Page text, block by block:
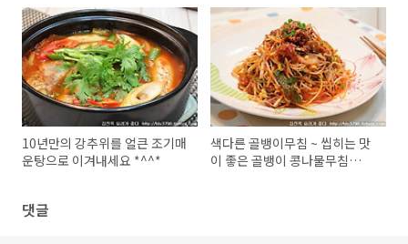
10년만의 강추위를 얼큰 조기매
운탕으로 이겨내세요 *^^*
색다른 골뱅이무침 ~ 씹히는 맛
이 좋은 골뱅이 콩나물무침
댓글